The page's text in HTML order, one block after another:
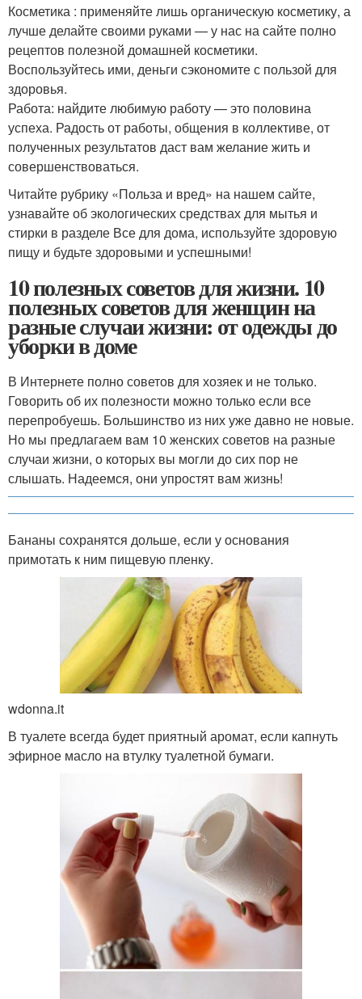
Косметика : применяйте лишь органическую косметику, а
лучше делайте своими руками — у нас на сайте полно
рецептов полезной домашней косметики.
Воспользуйтесь ими, деньги сэкономите с пользой для
здоровья.
Работа: найдите любимую работу — это половина
успеха. Радость от работы, общения в коллективе, от
полученных результатов даст вам желание жить и
совершенствоваться.
Читайте рубрику «Польза и вред» на нашем сайте,
узнавайте об экологических средствах для мытья и
стирки в разделе Все для дома, используйте здоровую
пищу и будьте здоровыми и успешными!
10 полезных советов для жизни. 10
полезных советов для женщин на
разные случаи жизни: от одежды до
уборки в доме
В Интернете полно советов для хозяек и не только.
Говорить об их полезности можно только если все
перепробуешь. Большинство из них уже давно не новые.
Но мы предлагаем вам 10 женских советов на разные
случаи жизни, о которых вы могли до сих пор не
слышать. Надеемся, они упростят вам жизнь!
Бананы сохранятся дольше, если у основания
примотать к ним пищевую пленку.
wdonna.it
В туалете всегда будет приятный аромат, если капнуть
эфирное масло на втулку туалетной бумаги.